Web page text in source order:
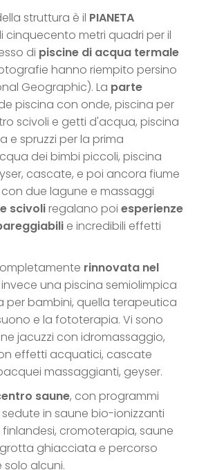
struttura è il PIANETA
cinquecento metri quadri per il
di piscine di acqua termale
hanno riempito persino
Geographic). La parte
piscina con onde, piscina per
scivoli e getti d'acqua, piscina
e spruzzi per la prima
dei bimbi piccoli, piscina
cascate, e poi ancora fiume
due lagune e massaggi
scivoliregalano poi esperienze
e incredibili effetti
rinnovata nel
una piscina semiolimpica
per bambini, quella terapeutica
e la fototerapia. Vi sono
jacuzzi con idromassaggio,
effetti acquatici, cascate
massaggianti, geyser.
saune, con programmi
in saune bio-ionizzanti
cromoterapia, saune
ghiacciata e percorso
solo alcuni.